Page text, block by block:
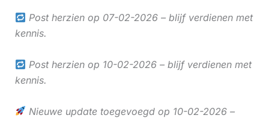
Post herzien op 07-02-2026 – blijf verdienen met
kennis.
Post herzien op 10-02-2026 – blijf verdienen met
kennis.
Nieuwe update toegevoegd op 10-02-2026 –